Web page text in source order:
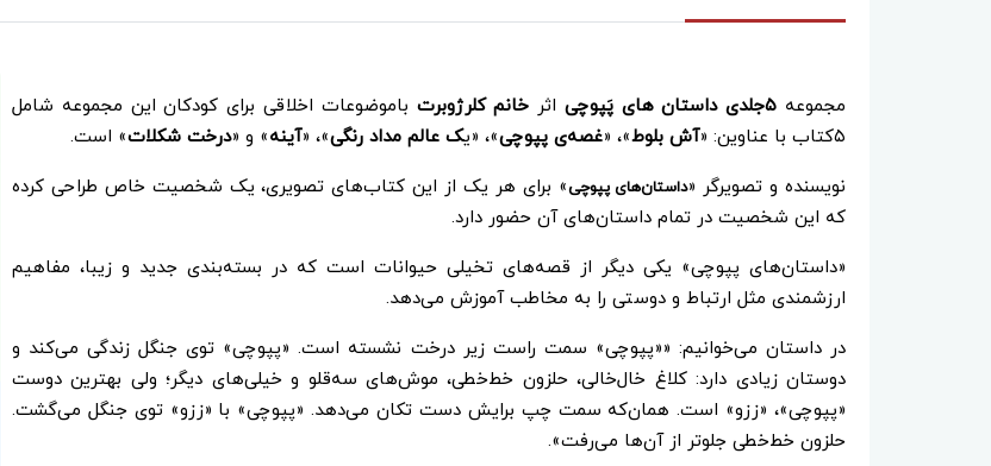
مجموعه ۵جلدی داستان های پَپوچی اثر خانم کلرژوبرت باموضوعات اخلاقی برای کودکان این مجموعه شامل
۵کتاب با عناوین: «
آش بلوط»، «غصه‌ی پپوچی»، «یک عالم مداد رنگی»، «آینه» و «درخت شکلات» است.
نویسنده و تصویرگر «داستان‌های پپوچی» برای هر یک از این کتاب‌های تصویری، یک شخصیت خاص طراحی کرده
که این شخصیت در تمام داستان‌های آن حضور دارد.
«داستان‌های پپوچی» یکی دیگر از قصه‌های تخیلی حیوانات است که در بسته‌بندی جدید و زیبا، مفاهیم
ارزشمندی مثل ارتباط و دوستی را به مخاطب آموزش می‌دهد.
در داستان می‌خوانیم: ««پپوچی» سمت راست زیر درخت نشسته است. «پپوچی» توی جنگل زندگی می‌کند و
دوستان زیادی دارد: کلاغ خال‌خالی، حلزون خط‌خطی، موش‌های سه‌قلو و خیلی‌های دیگر؛ ولی بهترین دوست
«پپوچی»، «ززو» است. همان‌که سمت چپ برایش دست تکان می‌دهد. «پپوچی» با «ززو» توی جنگل می‌گشت.
حلزون خط‌خطی جلوتر از آن‌ها می‌رفت».